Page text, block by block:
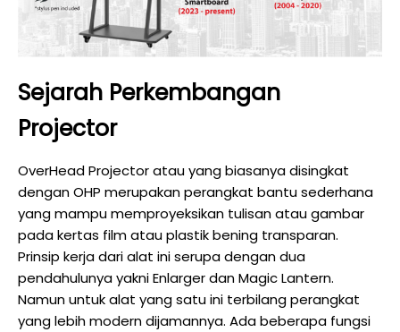
Sejarah Perkembangan
Projector
OverHead Projector atau yang biasanya disingkat
dengan OHP merupakan perangkat bantu sederhana
yang mampu memproyeksikan tulisan atau gambar
pada kertas film atau plastik bening transparan.
Prinsip kerja dari alat ini serupa dengan dua
pendahulunya yakni Enlarger dan Magic Lantern.
Namun untuk alat yang satu ini terbilang perangkat
yang lebih modern dijamannya. Ada beberapa fungsi